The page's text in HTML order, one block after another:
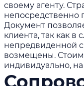
своему агенту.
непосредственно
Документ
клиента, так как в
непредвиденной
возмещены.
индивидуально,